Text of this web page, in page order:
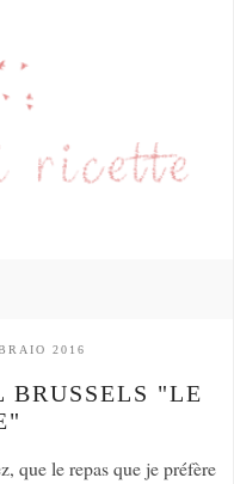
2016
BRUSSELS "LE
que le repas que je préfère